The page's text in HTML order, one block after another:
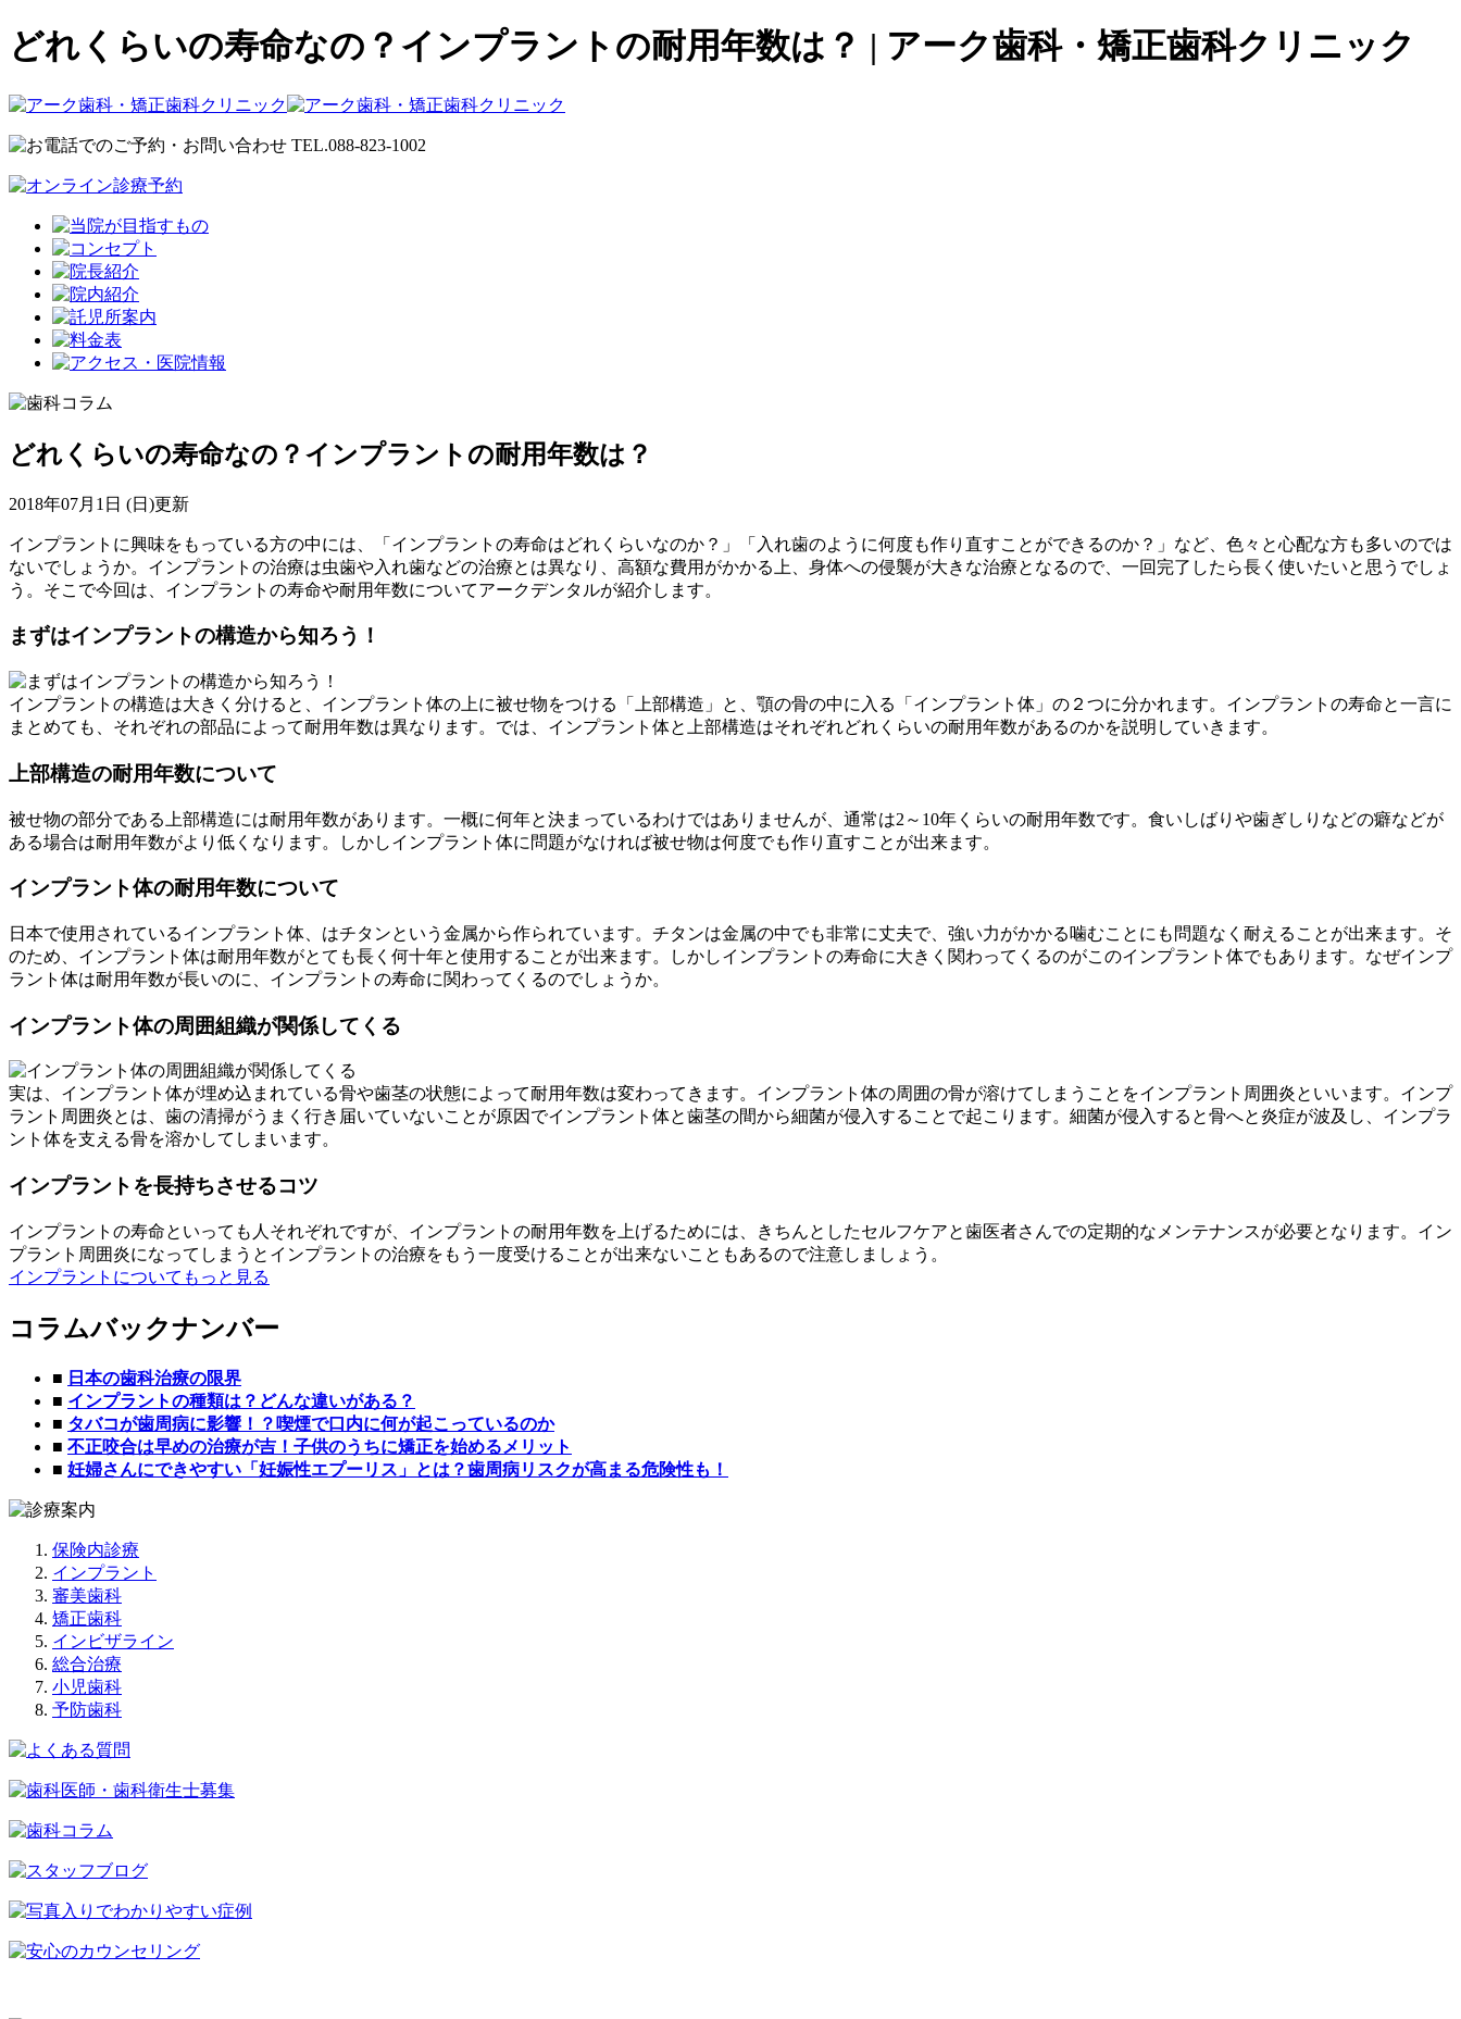
どれくらいの寿命なの？インプラントの耐用年数は？ | アーク歯科・矯正歯科クリニック
どれくらいの寿命なの？インプラントの耐用年数は？
2018年07月1日 (日)更新
インプラントに興味をもっている方の中には、「インプラントの寿命はどれくらいなのか？」「入れ歯のように何度も作り直すことができるのか？」など、色々と心配な方も多いのでは
ないでしょうか。インプラントの治療は虫歯や入れ歯などの治療とは異なり、高額な費用がかかる上、身体への侵襲が大きな治療となるので、一回完了したら長く使いたいと思うでしょ
う。そこで今回は、インプラントの寿命や耐用年数についてアークデンタルが紹介します。
まずはインプラントの構造から知ろう！
インプラントの構造は大きく分けると、インプラント体の上に被せ物をつける「上部構造」と、顎の骨の中に入る「インプラント体」の２つに分かれます。インプラントの寿命と一言に
まとめても、それぞれの部品によって耐用年数は異なります。では、インプラント体と上部構造はそれぞれどれくらいの耐用年数があるのかを説明していきます。
上部構造の耐用年数について
被せ物の部分である上部構造には耐用年数があります。一概に何年と決まっているわけではありませんが、通常は2～10年くらいの耐用年数です。食いしばりや歯ぎしりなどの癖などが
ある場合は耐用年数がより低くなります。しかしインプラント体に問題がなければ被せ物は何度でも作り直すことが出来ます。
インプラント体の耐用年数について
日本で使用されているインプラント体、はチタンという金属から作られています。チタンは金属の中でも非常に丈夫で、強い力がかかる噛むことにも問題なく耐えることが出来ます。そ
のため、インプラント体は耐用年数がとても長く何十年と使用することが出来ます。しかしインプラントの寿命に大きく関わってくるのがこのインプラント体でもあります。なぜインプ
ラント体は耐用年数が長いのに、インプラントの寿命に関わってくるのでしょうか。
インプラント体の周囲組織が関係してくる
実は、インプラント体が埋め込まれている骨や歯茎の状態によって耐用年数は変わってきます。インプラント体の周囲の骨が溶けてしまうことをインプラント周囲炎といいます。インプ
ラント周囲炎とは、歯の清掃がうまく行き届いていないことが原因でインプラント体と歯茎の間から細菌が侵入することで起こります。細菌が侵入すると骨へと炎症が波及し、インプラ
ント体を支える骨を溶かしてしまいます。
インプラントを長持ちさせるコツ
インプラントの寿命といっても人それぞれですが、インプラントの耐用年数を上げるためには、きちんとしたセルフケアと歯医者さんでの定期的なメンテナンスが必要となります。イン
プラント周囲炎になってしまうとインプラントの治療をもう一度受けることが出来ないこともあるので注意しましょう。
インプラントについてもっと見る
コラムバックナンバー
■ 日本の歯科治療の限界
■ インプラントの種類は？どんな違いがある？
■ タバコが歯周病に影響！？喫煙で口内に何が起こっているのか
■ 不正咬合は早めの治療が吉！子供のうちに矯正を始めるメリット
■ 妊婦さんにできやすい「妊娠性エプーリス」とは？歯周病リスクが高まる危険性も！
保険内診療
インプラント
審美歯科
矯正歯科
インビザライン
総合治療
小児歯科
予防歯科